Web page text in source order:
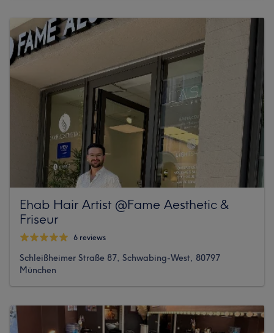
Ehab Hair Artist @Fame Aesthetic &
Friseur
6 reviews
Schleißheimer Straße 87, Schwabing-West, 80797
München